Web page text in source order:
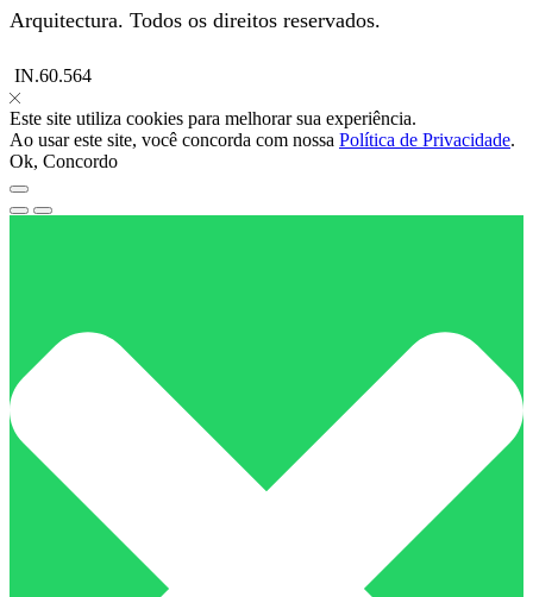
Arquitectura. Todos os direitos reservados.
IN.60.564
Este site utiliza cookies para melhorar sua experiência.
Ao usar este site, você concorda com nossa Política de Privacidade.
Ok, Concordo